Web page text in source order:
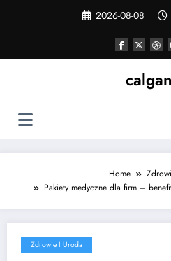
2026-08-08
Home
Pakiety medyczne dla firm –
Zdrowie I Uroda